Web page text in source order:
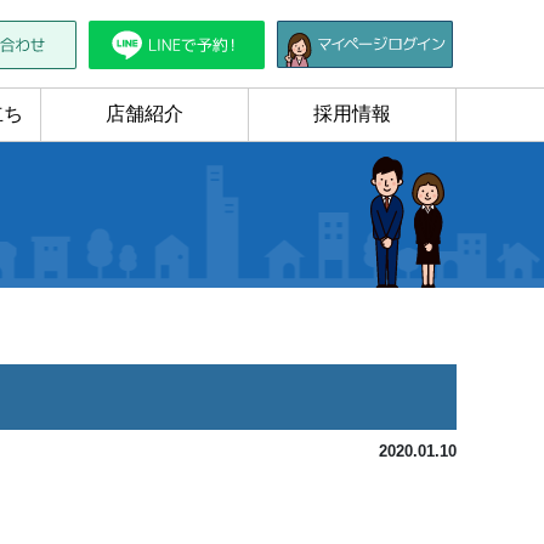
店舗紹介 採用情報
2020.01.10